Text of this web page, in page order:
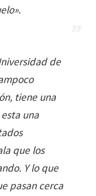
».
de
tiene una
esta una
que los
Y lo que
pasan cerca